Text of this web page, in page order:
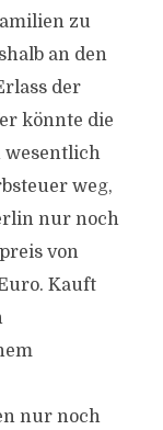
zu
an den
der
könnte die
wesentlich
weg,
nur noch
von
Kauft
nur noch